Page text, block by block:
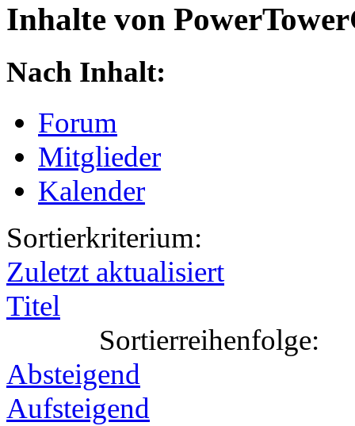
Inhalte von
Nach Inhalt:
Forum
Mitglieder
Kalender
Sortierkriterium:
Zuletzt aktualisiert
Titel
Sortierreihenfolge:
Absteigend
Aufsteigend